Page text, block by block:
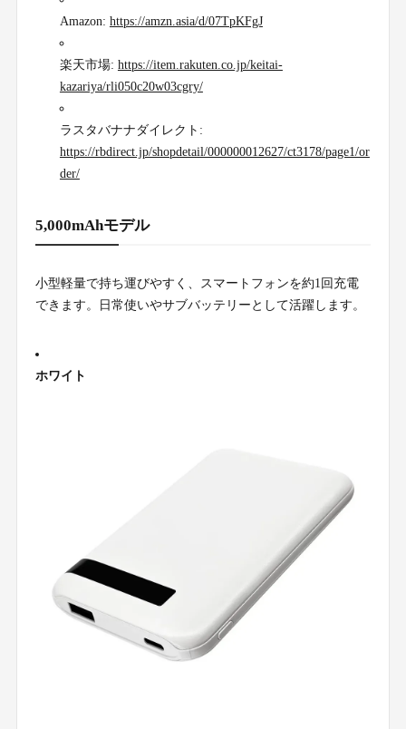
Amazon: https://amzn.asia/d/07TpKFgJ
楽天市場: https://item.rakuten.co.jp/keitai-
kazariya/rli050c20w03cgry/
ラスタバナナダイレクト:
https://rbdirect.jp/shopdetail/000000012627/ct3178/page1/or
der/
5,000mAhモデル
小型軽量で持ち運びやすく、スマートフォンを約1回充電
できます。日常使いやサブバッテリーとして活躍します。
ホワイト